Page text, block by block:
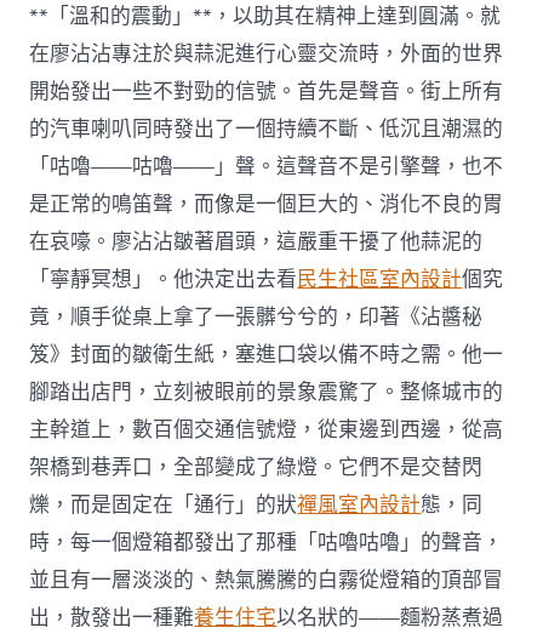
**「溫和的震動」**，以助其在精神上達到圓滿。就
在廖沾沾專注於與蒜泥進行心靈交流時，外面的世界
開始發出一些不對勁的信號。首先是聲音。街上所有
的汽車喇叭同時發出了一個持續不斷、低沉且潮濕的
「咕嚕——咕嚕——」聲。這聲音不是引擎聲，也不
是正常的鳴笛聲，而像是一個巨大的、消化不良的胃
在哀嚎。廖沾沾皺著眉頭，這嚴重干擾了他蒜泥的
「寧靜冥想」。他決定出去看民生社區室內設計個究
竟，順手從桌上拿了一張髒兮兮的，印著《沾醬秘
笈》封面的皺衛生紙，塞進口袋以備不時之需。他一
腳踏出店門，立刻被眼前的景象震驚了。整條城市的
主幹道上，數百個交通信號燈，從東邊到西邊，從高
架橋到巷弄口，全部變成了綠燈。它們不是交替閃
爍，而是固定在「通行」的狀禪風室內設計態，同
時，每一個燈箱都發出了那種「咕嚕咕嚕」的聲音，
並且有一層淡淡的、熱氣騰騰的白霧從燈箱的頂部冒
出，散發出一種難養生住宅以名狀的——麵粉蒸煮過